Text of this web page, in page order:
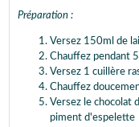
Préparation :
Versez 150ml de
Chauffez pendant
Versez 1 cuillère
Chauffez
Versez le chocolat
piment d'espelette